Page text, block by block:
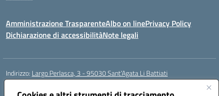
Amministrazione TrasparenteAlbo on linePrivacy Policy
Dichiarazione di accessibilitàNote legali
Indirizzo: Largo Perlasca, 3 - 95030 Sant’Agata Li Battiati
Centralino:
ctic8bl002@istruzione.it
Posta elettronica certificata (PEC):ctic8bl002@pec.istruzione.it